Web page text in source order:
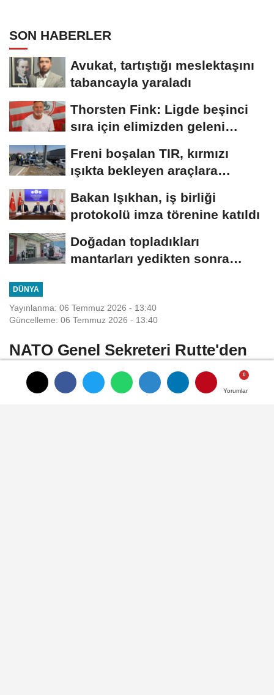
Yorumlar
Yorumlar
SON HABERLER
Avukat, tartıştığı meslektaşını
tabancayla yaraladı
Thorsten Fink: Ligde beşinci
sıra için elimizden geleni
Freni boşalan TIR, kırmızı
ışıkta bekleyen araçlara
Bakan Işıkhan, iş birliği
protokolü imza törenine katıldı
Doğadan topladıkları
mantarları yedikten sonra
DÜNYA
Yayınlanma: 06 Temmuz 2026 - 13:40
Güncelleme: 06 Temmuz 2026 - 13:40
NATO Genel Sekreteri Rutte'den
Ankara Zirvesi mesajı
Yorumlar